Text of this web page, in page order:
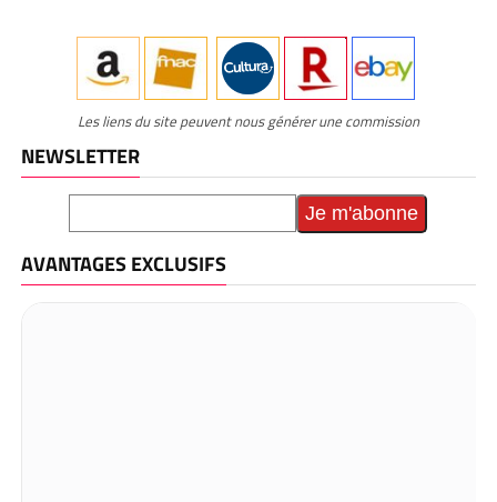
Les liens du site peuvent nous générer une commission
NEWSLETTER
AVANTAGES EXCLUSIFS